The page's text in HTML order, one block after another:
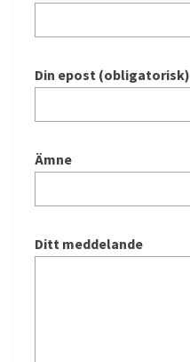
Din epost (obligatorisk)
Ämne
Ditt meddelande